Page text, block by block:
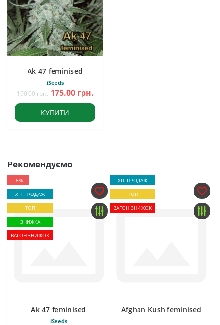
Ak 47 feminised
iSeeds
190.00 грн. 175.00 грн.
КУПИТИ
Рекомендуємо
-8%
ХІТ ПРОДАЖ
ТОП
ЗНИЖКА
ВАГОН ЗНИЖОК
Ak 47 feminised
iSeeds
ХІТ ПРОДАЖ
ТОП
ВАГОН ЗНИЖОК
Afghan Kush feminised